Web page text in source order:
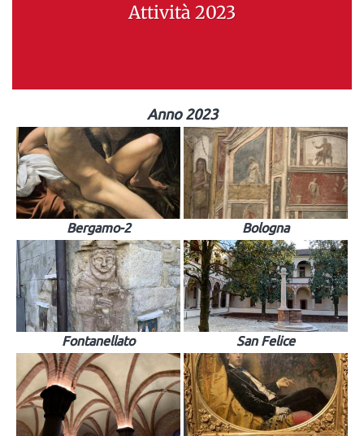
Attività 2023
Anno 2023
Bergamo-2 Bologna
Fontanellato San Felice